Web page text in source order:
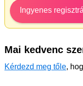
Ingyenes
Mai kedvenc
Kérdezd meg tőle,